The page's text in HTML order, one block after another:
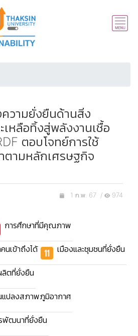
วามยั่งยืนด้านสิ่ง
เหลือทิ้งสู่พลังงานเชื้อ
ตอบโจทย์การใช้
ตามหลักเศรษฐกิจ
1 ก.พ. 67 / 974
การศึกษาที่มีคุณภาพ
นเข้าถึงได้ เมืองและชุมชนที่ยั่งยืน
ลิตที่ยั่งยืน
แปลงสภาพภูมิอากาศ
พัฒนาที่ยั่งยืน